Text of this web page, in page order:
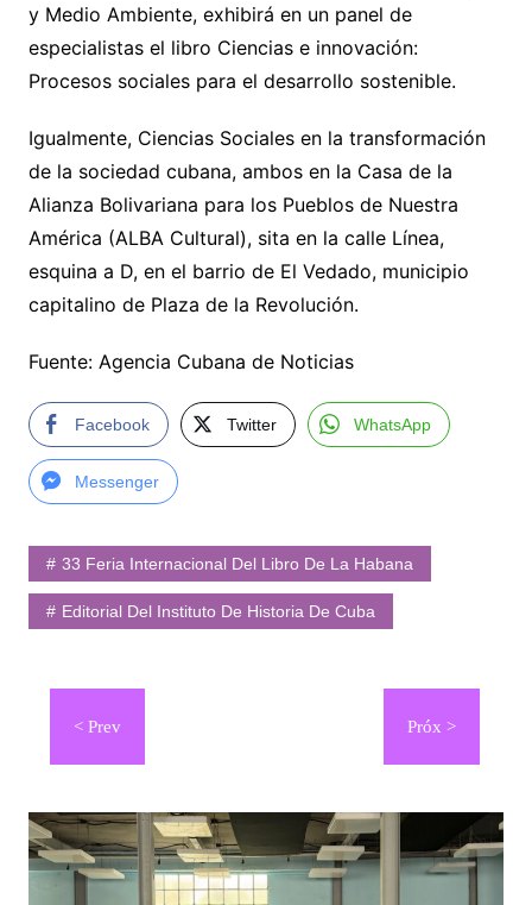
y Medio Ambiente, exhibirá en un panel de
especialistas el libro Ciencias e innovación:
Procesos sociales para el desarrollo sostenible.
Igualmente, Ciencias Sociales en la transformación
de la sociedad cubana, ambos en la Casa de la
Alianza Bolivariana para los Pueblos de Nuestra
América (ALBA Cultural), sita en la calle Línea,
esquina a D, en el barrio de El Vedado, municipio
capitalino de Plaza de la Revolución.
Fuente: Agencia Cubana de Noticias
Facebook Twitter WhatsApp
Messenger
33 Feria Internacional Del Libro De La Habana
Editorial Del Instituto De Historia De Cuba
Navegación
entradas